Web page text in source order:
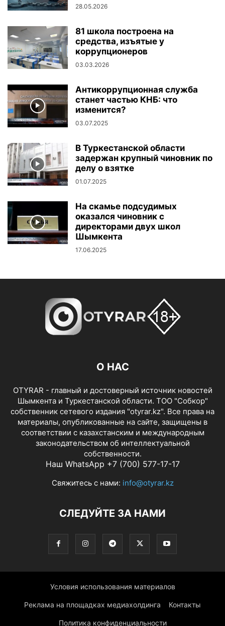
28.05.2026
81 школа построена на
средства, изъятые у
коррупционеров
03.03.2026
Антикоррупционная служба
станет частью КНБ: что
изменится?
03.07.2025
В Туркестанской области
задержан крупный чиновник по
делу о взятке
01.07.2025
На скамье подсудимых
оказался чиновник с
директорами двух школ
Шымкента
17.06.2025
О НАС
OTYRAR - главный и достоверный источник новостей
Шымкента и Туркестанской области. ТОО "Собкор"
собственник сетевого издания "otyrar.kz". Все права на
материалы, опубликованные на сайте, защищены в
соответствии с казахстанским и международным
законодательством об интеллектуальной
собственности.
Наш WhatsApp +7 (700) 577-17-17
Свяжитесь с нами: info@otyrar.kz
СЛЕДУЙТЕ ЗА НАМИ
Условия использования материалов
Реклама на площадках медиахолдинга Контакты
Политика конфиденциальности